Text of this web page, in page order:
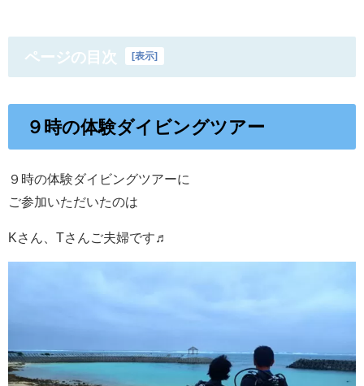
ページの目次 [表示]
９時の体験ダイビングツアー
９時の体験ダイビングツアーに
ご参加いただいたのは
Kさん、Tさんご夫婦です♬